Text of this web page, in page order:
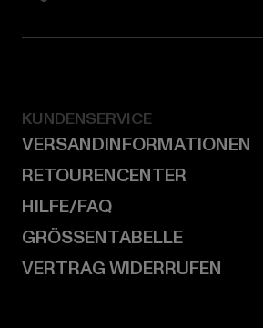
KUNDENSERVICE
VERSANDINFORMATIONEN
RETOURENCENTER
HILFE/FAQ
GRÖSSENTABELLE
VERTRAG WIDERRUFEN